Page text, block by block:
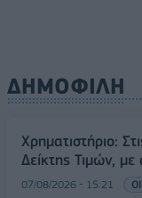
ΔΗΜΟΦΙΛΗ
Χρηματιστήριο:
Δείκτης Τιμών,
07/08/2026 - 15:21